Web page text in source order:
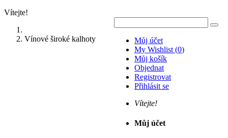
Vítejte!
Můj účet
My Wishlist (0)
Můj košík
Objednat
Registrovat
Přihlásit se
Vítejte!
Můj účet
Vínové široké kalhoty